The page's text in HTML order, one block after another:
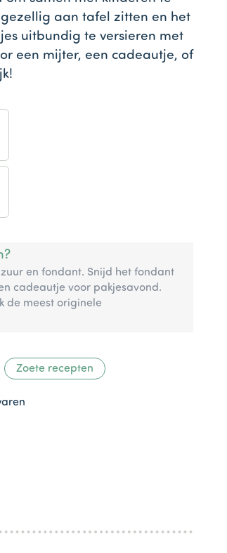
aan tafel zitten en het
uitbundig te versieren met
een mijter, een cadeautje, of
en fondant. Snijd het fondant
cadeautje voor pakjesavond.
de meest originele
Zoete recepten